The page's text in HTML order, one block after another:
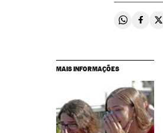
MAIS INFORMAÇÕES